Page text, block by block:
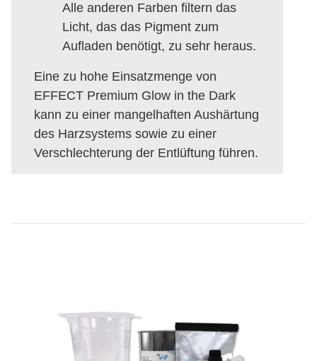
Alle anderen Farben filtern das
Licht, das das Pigment zum
Aufladen benötigt, zu sehr heraus.
Eine zu hohe Einsatzmenge von
EFFECT Premium Glow in the Dark
kann zu einer mangelhaften Aushärtung
des Harzsystems sowie zu einer
Verschlechterung der Entlüftung führen.